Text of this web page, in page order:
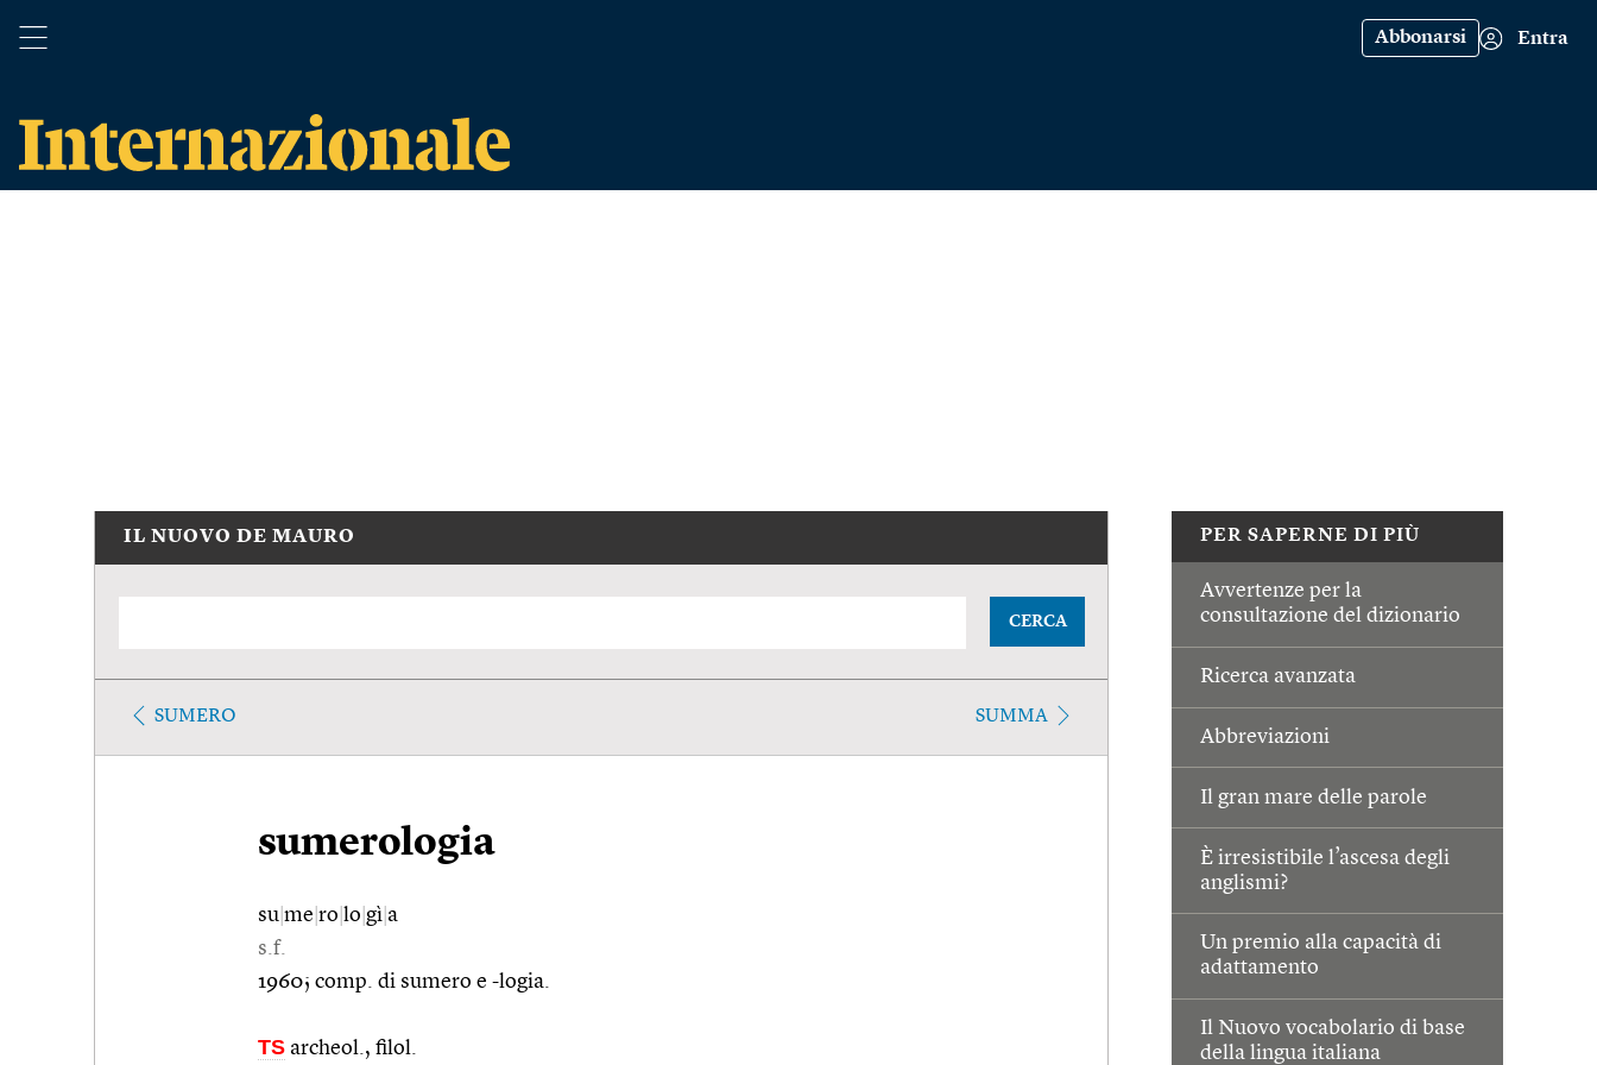
Abbonarsi Entra
PER SAPERNE DI PIÙ
Avvertenze per la
consultazione del dizionario
Ricerca avanzata
Abbreviazioni
Il gran mare delle parole
È irresistibile l’ascesa degli
anglismi?
Un premio alla capacità di
adattamento
Il Nuovo vocabolario di base
della lingua italiana
IL NUOVO DE MAURO
CERCA
SUMERO SUMMA
sumerologia
su me ro lo gì a
s.f.
1960; comp. di sumero e -logia.
TS archeol., filol.